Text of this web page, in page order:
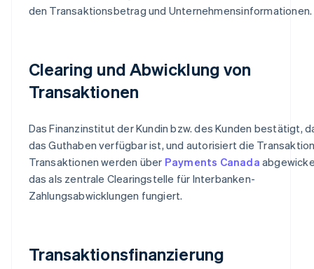
den Transaktionsbetrag und Unternehmensinformationen.
Clearing und Abwicklung von
Transaktionen
Das Finanzinstitut der Kundin bzw. des Kunden bestätigt,
das Guthaben verfügbar ist, und autorisiert die
Transaktionen werden über Payments Canada
das als zentrale Clearingstelle für Interbanken-
Zahlungsabwicklungen fungiert.
Transaktionsfinanzierung